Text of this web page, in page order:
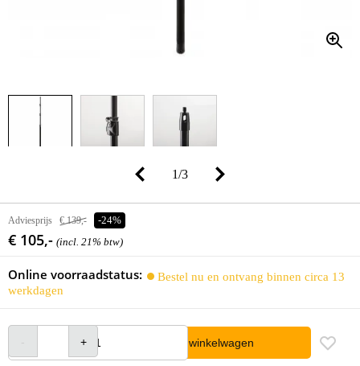
1/3
Adviesprijs € 139,- -24%
€ 105,- (incl. 21% btw)
Online voorraadstatus:
Bestel nu en ontvang binnen circa 13
werkdagen
In winkelwagen